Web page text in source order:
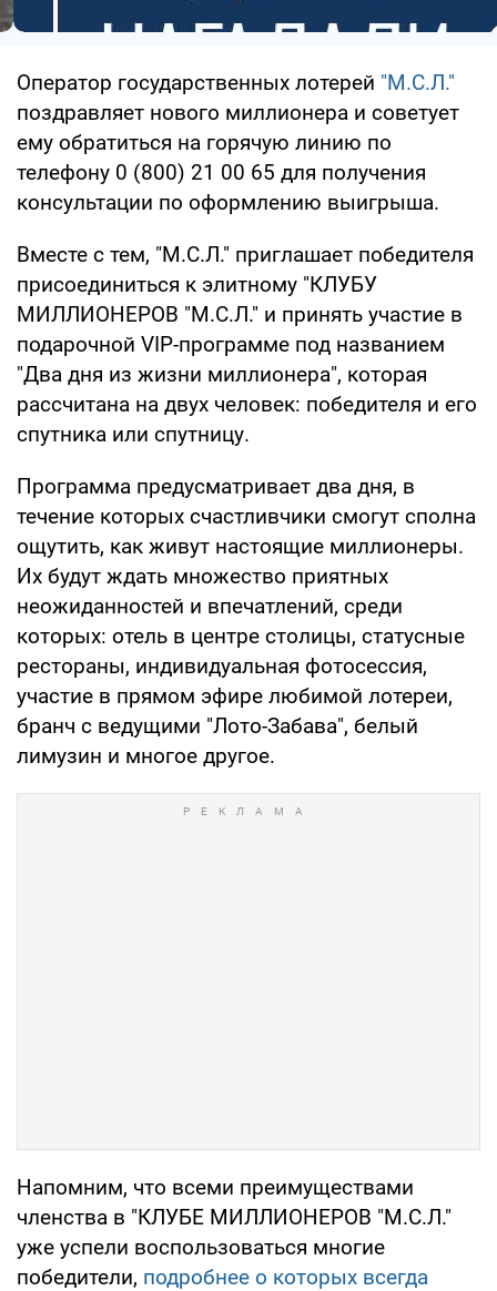
Оператор государственных лотерей "М.С.Л."
поздравляет нового миллионера и советует
ему обратиться на горячую линию по
телефону 0 (800) 21 00 65 для получения
консультации по оформлению выигрыша.
Вместе с тем, "М.С.Л." приглашает победителя
присоединиться к элитному "КЛУБУ
МИЛЛИОНЕРОВ "М.С.Л." и принять участие в
подарочной VIP-программе под названием
"Два дня из жизни миллионера", которая
рассчитана на двух человек: победителя и его
спутника или спутницу.
Программа предусматривает два дня, в
течение которых счастливчики смогут сполна
ощутить, как живут настоящие миллионеры.
Их будут ждать множество приятных
неожиданностей и впечатлений, среди
которых: отель в центре столицы, статусные
рестораны, индивидуальная фотосессия,
участие в прямом эфире любимой лотереи,
бранч с ведущими "Лото-Забава", белый
лимузин и многое другое.
Напомним, что всеми преимуществами
членства в "КЛУБЕ МИЛЛИОНЕРОВ "М.С.Л."
уже успели воспользоваться многие
победители, подробнее о которых всегда